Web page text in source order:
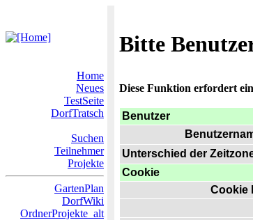
Bitte
Home
Neues
TestSeite
DorfTratsch
Suchen
Teilnehmer
Projekte
GartenPlan
DorfWiki
OrdnerProjekte_alt
Diese Funktion erfordert
Benutzer
Unterschied der
Cookie
Cookie